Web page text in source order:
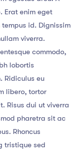
Erat enim eget
id. Dignissim
viverra.
commodo,
lobortis
Ridiculus eu
libero, tortor
Risus dui ut viverra
pharetra sit ac
Rhoncus
tristique sed